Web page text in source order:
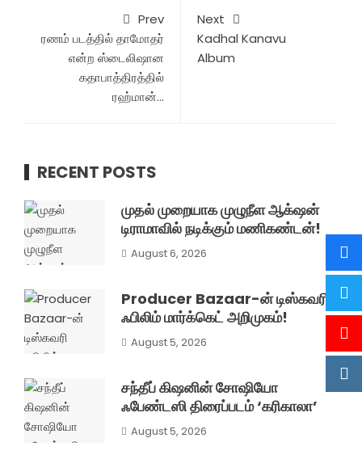
Prev
ரணம் படத்தில் தாமோதர்
என்ற ஸ்டைலிஷான
கதாபாத்திரத்தில்
ரஹ்மான்…
Next
Kadhal Kanavu
Album
RECENT POSTS
முதல் முறையாக முழுநீள ஆக்‌ஷன்
டிராமாவில் நடிக்கும் மணிகண்டன்!
August 6, 2026
Producer Bazaar-ன் டிஸ்கவரி
ஃபிலிம் மார்க்கெட் அறிமுகம்!
August 5, 2026
சந்தீப் கிஷனின் சோஷியோ
ஃபேண்டஸி திரைப்படம் ‘கரிகாலா’
August 5, 2026